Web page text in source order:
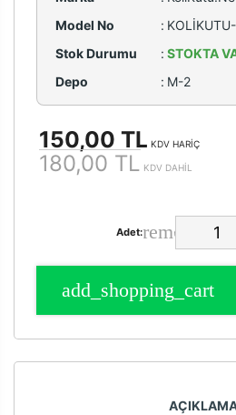
Model No
:
Stok Durumu
: STOKTA
Depo
: M-2
150,00 TL KDV HARİÇ
180,00 TL KDV DAHİL
Adet: